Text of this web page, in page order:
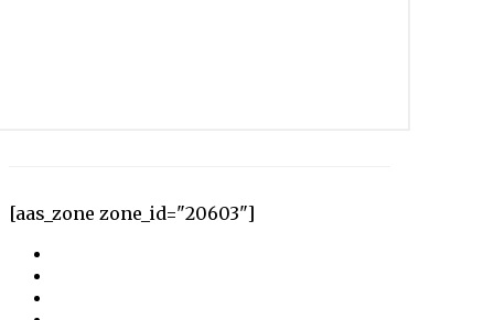
[aas_zone zone_id="20603"]